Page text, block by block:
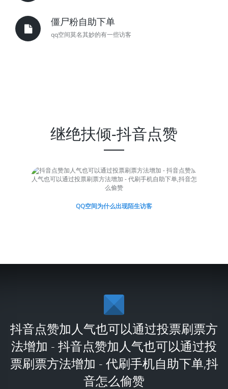
僵尸粉自助下单
qq空间莫名其妙的有一些访客
继绝扶倾-抖音点赞
QQ空间为什么出现陌生访客
抖音点赞加人气也可以通过投票刷票方
法增加 - 抖音点赞加人气也可以通过投
票刷票方法增加 - 代刷手机自助下单,抖
音怎么偷赞